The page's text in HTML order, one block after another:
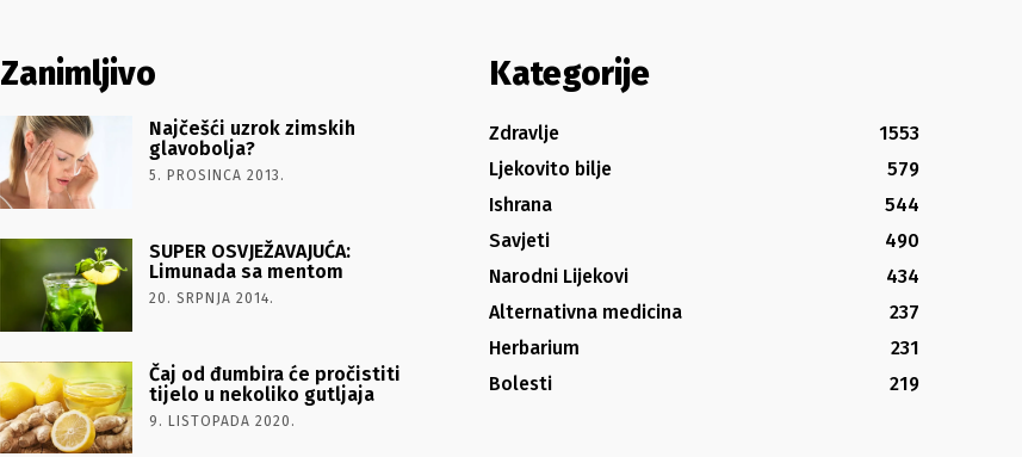
Zanimljivo
Najčešći uzrok zimskih
glavobolja?
5. PROSINCA 2013.
SUPER OSVJEŽAVAJUĆA:
Limunada sa mentom
20. SRPNJA 2014.
Čaj od đumbira će pročistiti
tijelo u nekoliko gutljaja
9. LISTOPADA 2020.
Kategorije
Zdravlje
1553
Ljekovito bilje
579
Ishrana
544
Savjeti
490
Narodni Lijekovi
434
Alternativna medicina
237
Herbarium
231
Bolesti
219